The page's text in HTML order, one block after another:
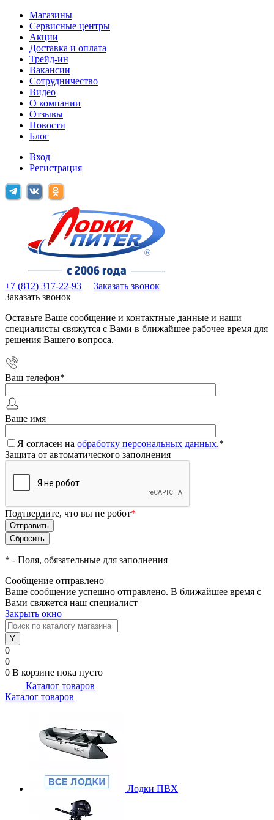
Магазины
Сервисные центры
Акции
Доставка и оплата
Трейд-ин
Вакансии
Сотрудничество
Видео
О компании
Отзывы
Новости
Блог
Вход
Регистрация
+7 (812) 317-22-93
Заказать звонок
Заказать звонок
Оставьте Ваше сообщение и контактные данные и наши
специалисты свяжутся с Вами в ближайшее рабочее время для
решения Вашего вопроса.
Ваш телефон*
Ваше имя
Я согласен на обработку персональных данных.*
Защита от автоматического заполнения
Подтвердите, что вы не робот*
* - Поля, обязательные для заполнения
Сообщение отправлено
Ваше сообщение успешно отправлено. В ближайшее время с
Вами свяжется наш специалист
Закрыть окно
0
0
0 В корзине пока пусто
Каталог товаров
Каталог товаров
Лодки ПВХ